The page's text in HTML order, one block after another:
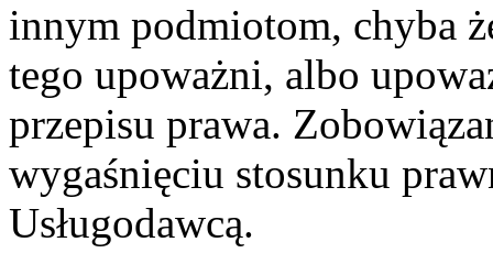
innym podmiotom, chyba
tego upoważni, albo
przepisu prawa.
wygaśnięciu stosunku
Usługodawcą.